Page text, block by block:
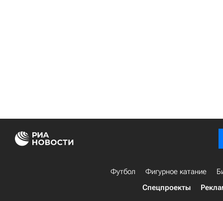
Футбол Фигурное катание
Спецпроекты